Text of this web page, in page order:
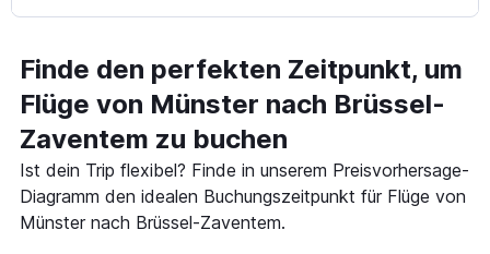
Finde den perfekten Zeitpunkt, um
Flüge von Münster nach Brüssel-
Zaventem zu buchen
Ist dein Trip flexibel? Finde in unserem Preisvorhersage-
Diagramm den idealen Buchungszeitpunkt für Flüge von
Münster nach Brüssel-Zaventem.